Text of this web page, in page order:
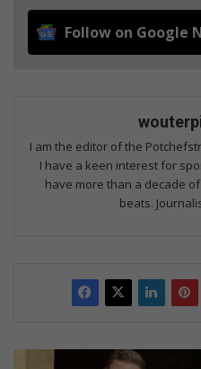
Follow on Google
I am the editor of the
I have a keen interest for
have more than a decade
beats.